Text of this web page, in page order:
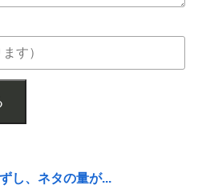
し、ネタの量が...